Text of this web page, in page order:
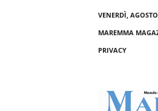
VENERDÌ,
MAREMMA
PRIVACY